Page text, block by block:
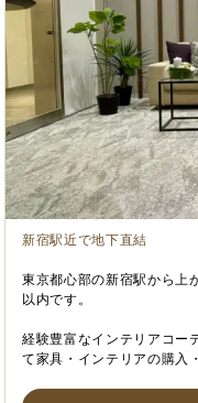
新宿駅近で地下直結
東京都心部の新宿駅から上
以内です。
経験豊富なインテリアコー
て家具・インテリアの購入